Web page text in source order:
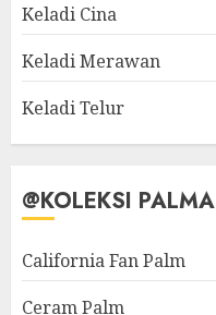
Keladi Cina
Keladi Merawan
Keladi Telur
@KOLEKSI PALMA
California Fan Palm
Ceram Palm